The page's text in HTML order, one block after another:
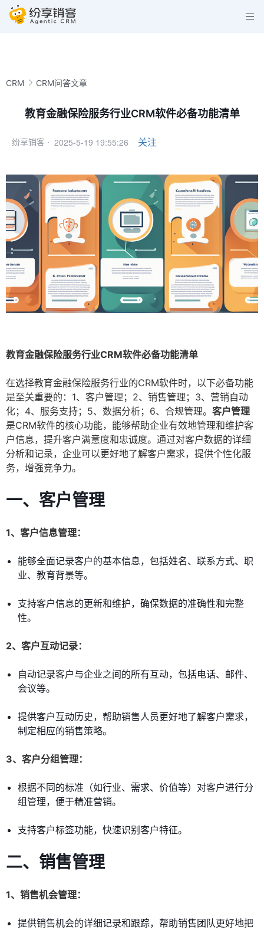
CRM CRM问答文章
教育金融保险服务行业CRM软件必备功能清单
纷享销客 · 2025-5-19 19:55:26 关注
教育金融保险服务行业CRM软件必备功能清单
在选择教育金融保险服务行业的CRM软件时，以下必备功能
是至关重要的：1、客户管理；2、销售管理；3、营销自动
化；4、服务支持；5、数据分析；6、合规管理。 客户管理
是CRM软件的核心功能，能够帮助企业有效地管理和维护客
户信息，提升客户满意度和忠诚度。通过对客户数据的详细
分析和记录，企业可以更好地了解客户需求，提供个性化服
务，增强竞争力。
一、客户管理
1、客户信息管理：
能够全面记录客户的基本信息，包括姓名、联系方式、职
业、教育背景等。
支持客户信息的更新和维护，确保数据的准确性和完整
性。
2、客户互动记录：
自动记录客户与企业之间的所有互动，包括电话、邮件、
会议等。
提供客户互动历史，帮助销售人员更好地了解客户需求，
制定相应的销售策略。
3、客户分组管理：
根据不同的标准（如行业、需求、价值等）对客户进行分
组管理，便于精准营销。
支持客户标签功能，快速识别客户特征。
二、销售管理
1、销售机会管理：
提供销售机会的详细记录和跟踪，帮助销售团队更好地把